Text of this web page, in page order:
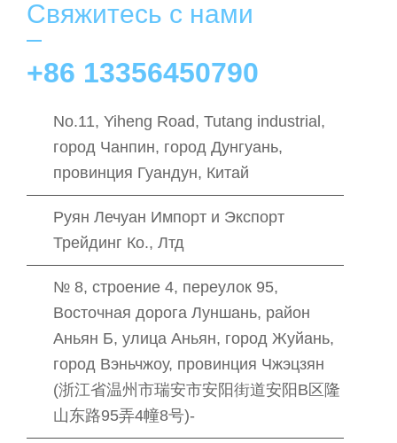
Свяжитесь с нами
+86 13356450790
No.11, Yiheng Road, Tutang industrial,
город Чанпин, город Дунгуань,
провинция Гуандун, Китай
Руян Лечуан Импорт и Экспорт
Трейдинг Ко., Лтд
№ 8, строение 4, переулок 95,
Восточная дорога Луншань, район
Аньян Б, улица Аньян, город Жуйань,
город Вэньчжоу, провинция Чжэцзян
(浙江省温州市瑞安市安阳街道安阳B区隆
山东路95弄4幢8号)-